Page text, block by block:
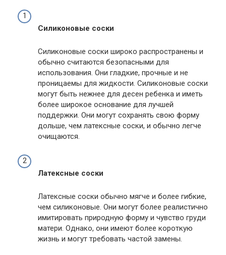
Силиконовые соски
Силиконовые соски широко распространены и
обычно считаются безопасными для
использования. Они гладкие, прочные и не
проницаемы для жидкости. Силиконовые соски
могут быть нежнее для десен ребенка и иметь
более широкое основание для лучшей
поддержки. Они могут сохранять свою форму
дольше, чем латексные соски, и обычно легче
очищаются.
Латексные соски
Латексные соски обычно мягче и более гибкие,
чем силиконовые. Они могут более реалистично
имитировать природную форму и чувство груди
матери. Однако, они имеют более короткую
жизнь и могут требовать частой замены.